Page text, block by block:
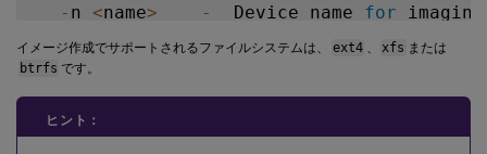
- n <name> -
  Device name
for
-v <name > -
  vDisk name
-s
-D <sourceDev> -
  devnode to clone
-V
イメージ作成でサポートされるファイルシステムは、 ext4 、 xfs または
btrfs です。
ヒント：